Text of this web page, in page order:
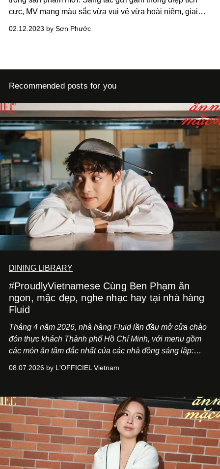
cực, MV mang màu sắc vừa vui vẻ vừa hoài niệm, giai
cảm thấy nhàm chán. Hơn nữa, rapper còn mạnh dạn hợp
02.12.2023 by Sơn Phước
Recommended posts for you
DINING LIBRARY
#ProudlyVietnamese Cùng Ben Phạm ăn
ngon, mặc đẹp, nghe nhạc hay tại nhà hàng
Fluid
Tháng 4 năm 2026, nhà hàng Fluid lần đầu mở cửa chào
đón thực khách Thành phố Hồ Chí Minh, với menu gồm
các món ăn tâm đắc nhất của các nhà đồng sáng lập:
món ăn đa dạng từ Á đến Âu nhanh chóng được yêu thích
mang đến niềm vui cho thực khách.
08.07.2026 by L'OFFICIEL Vietnam